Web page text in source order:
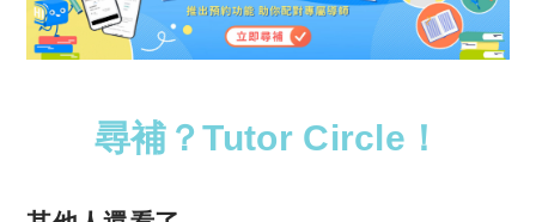
尋補？Tutor Circle！